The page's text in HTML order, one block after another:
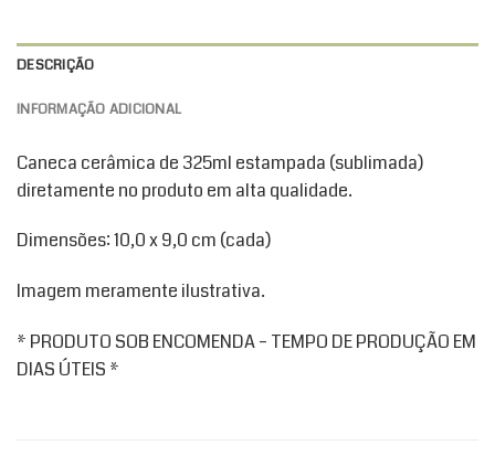
DESCRIÇÃO
INFORMAÇÃO ADICIONAL
Caneca cerâmica de 325ml estampada (sublimada)
diretamente no produto em alta qualidade.
Dimensões: 10,0 x 9,0 cm (cada)
Imagem meramente ilustrativa.
* PRODUTO SOB ENCOMENDA – TEMPO DE PRODUÇÃO EM
DIAS ÚTEIS *